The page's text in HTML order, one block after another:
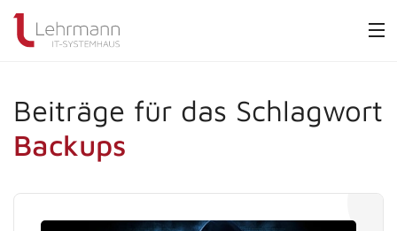
Beiträge für das Schlagwort
Backups